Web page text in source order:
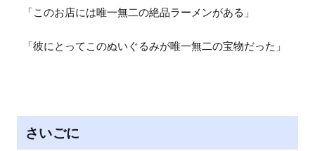
「このお店には唯一無二の絶品ラーメンがある」
「彼にとってこのぬいぐるみが唯一無二の宝物だった」
さいごに